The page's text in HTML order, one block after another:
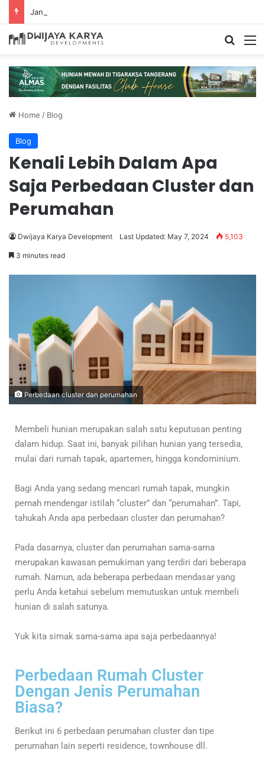
Home / Blog
Blog
Kenali Lebih Dalam Apa
Saja Perbedaan Cluster dan
Perumahan
Dwijaya Karya Development Last Updated: May 7, 2024 5,103
3 minutes read
Perbedaan cluster dan perumahan
Membeli hunian merupakan salah satu keputusan penting
dalam hidup. Saat ini, banyak pilihan hunian yang tersedia,
mulai dari rumah tapak, apartemen, hingga kondominium.
Bagi Anda yang sedang mencari rumah tapak, mungkin
pernah mendengar istilah “cluster” dan “perumahan”. Tapi,
tahukah Anda apa perbedaan cluster dan perumahan?
Pada dasarnya, cluster dan perumahan sama-sama
merupakan kawasan pemukiman yang terdiri dari beberapa
rumah. Namun, ada beberapa perbedaan mendasar yang
perlu Anda ketahui sebelum memutuskan untuk membeli
hunian di salah satunya.
Yuk kita simak sama-sama apa saja perbedaannya!
Perbedaan Rumah Cluster
Dengan Jenis Perumahan
Biasa?
Berikut ini 6 perbedaan perumahan cluster dan tipe
perumahan lain seperti residence, townhouse dll.